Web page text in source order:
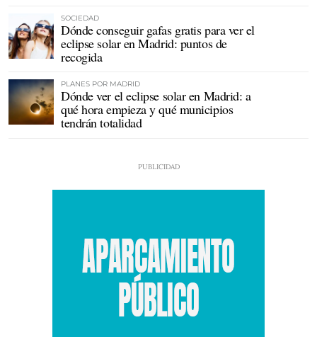
SOCIEDAD
Dónde conseguir gafas gratis para ver el
eclipse solar en Madrid: puntos de
recogida
PLANES POR MADRID
Dónde ver el eclipse solar en Madrid: a
qué hora empieza y qué municipios
tendrán totalidad